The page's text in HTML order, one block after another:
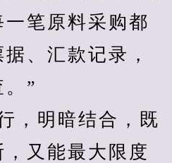
笔原料采购都
、汇款记录，
”
明暗结合，既
又能最大限度